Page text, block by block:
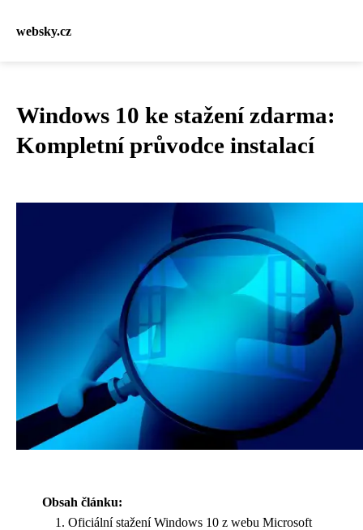
websky.cz
Windows 10 ke stažení zdarma:
Kompletní průvodce instalací
Obsah článku:
Oficiální stažení Windows 10 z webu Microsoft